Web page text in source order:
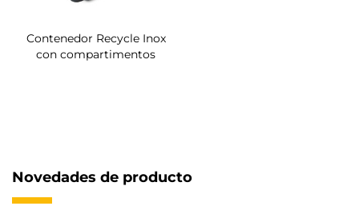
Contenedor Recycle Inox
con compartimentos
Novedades de producto